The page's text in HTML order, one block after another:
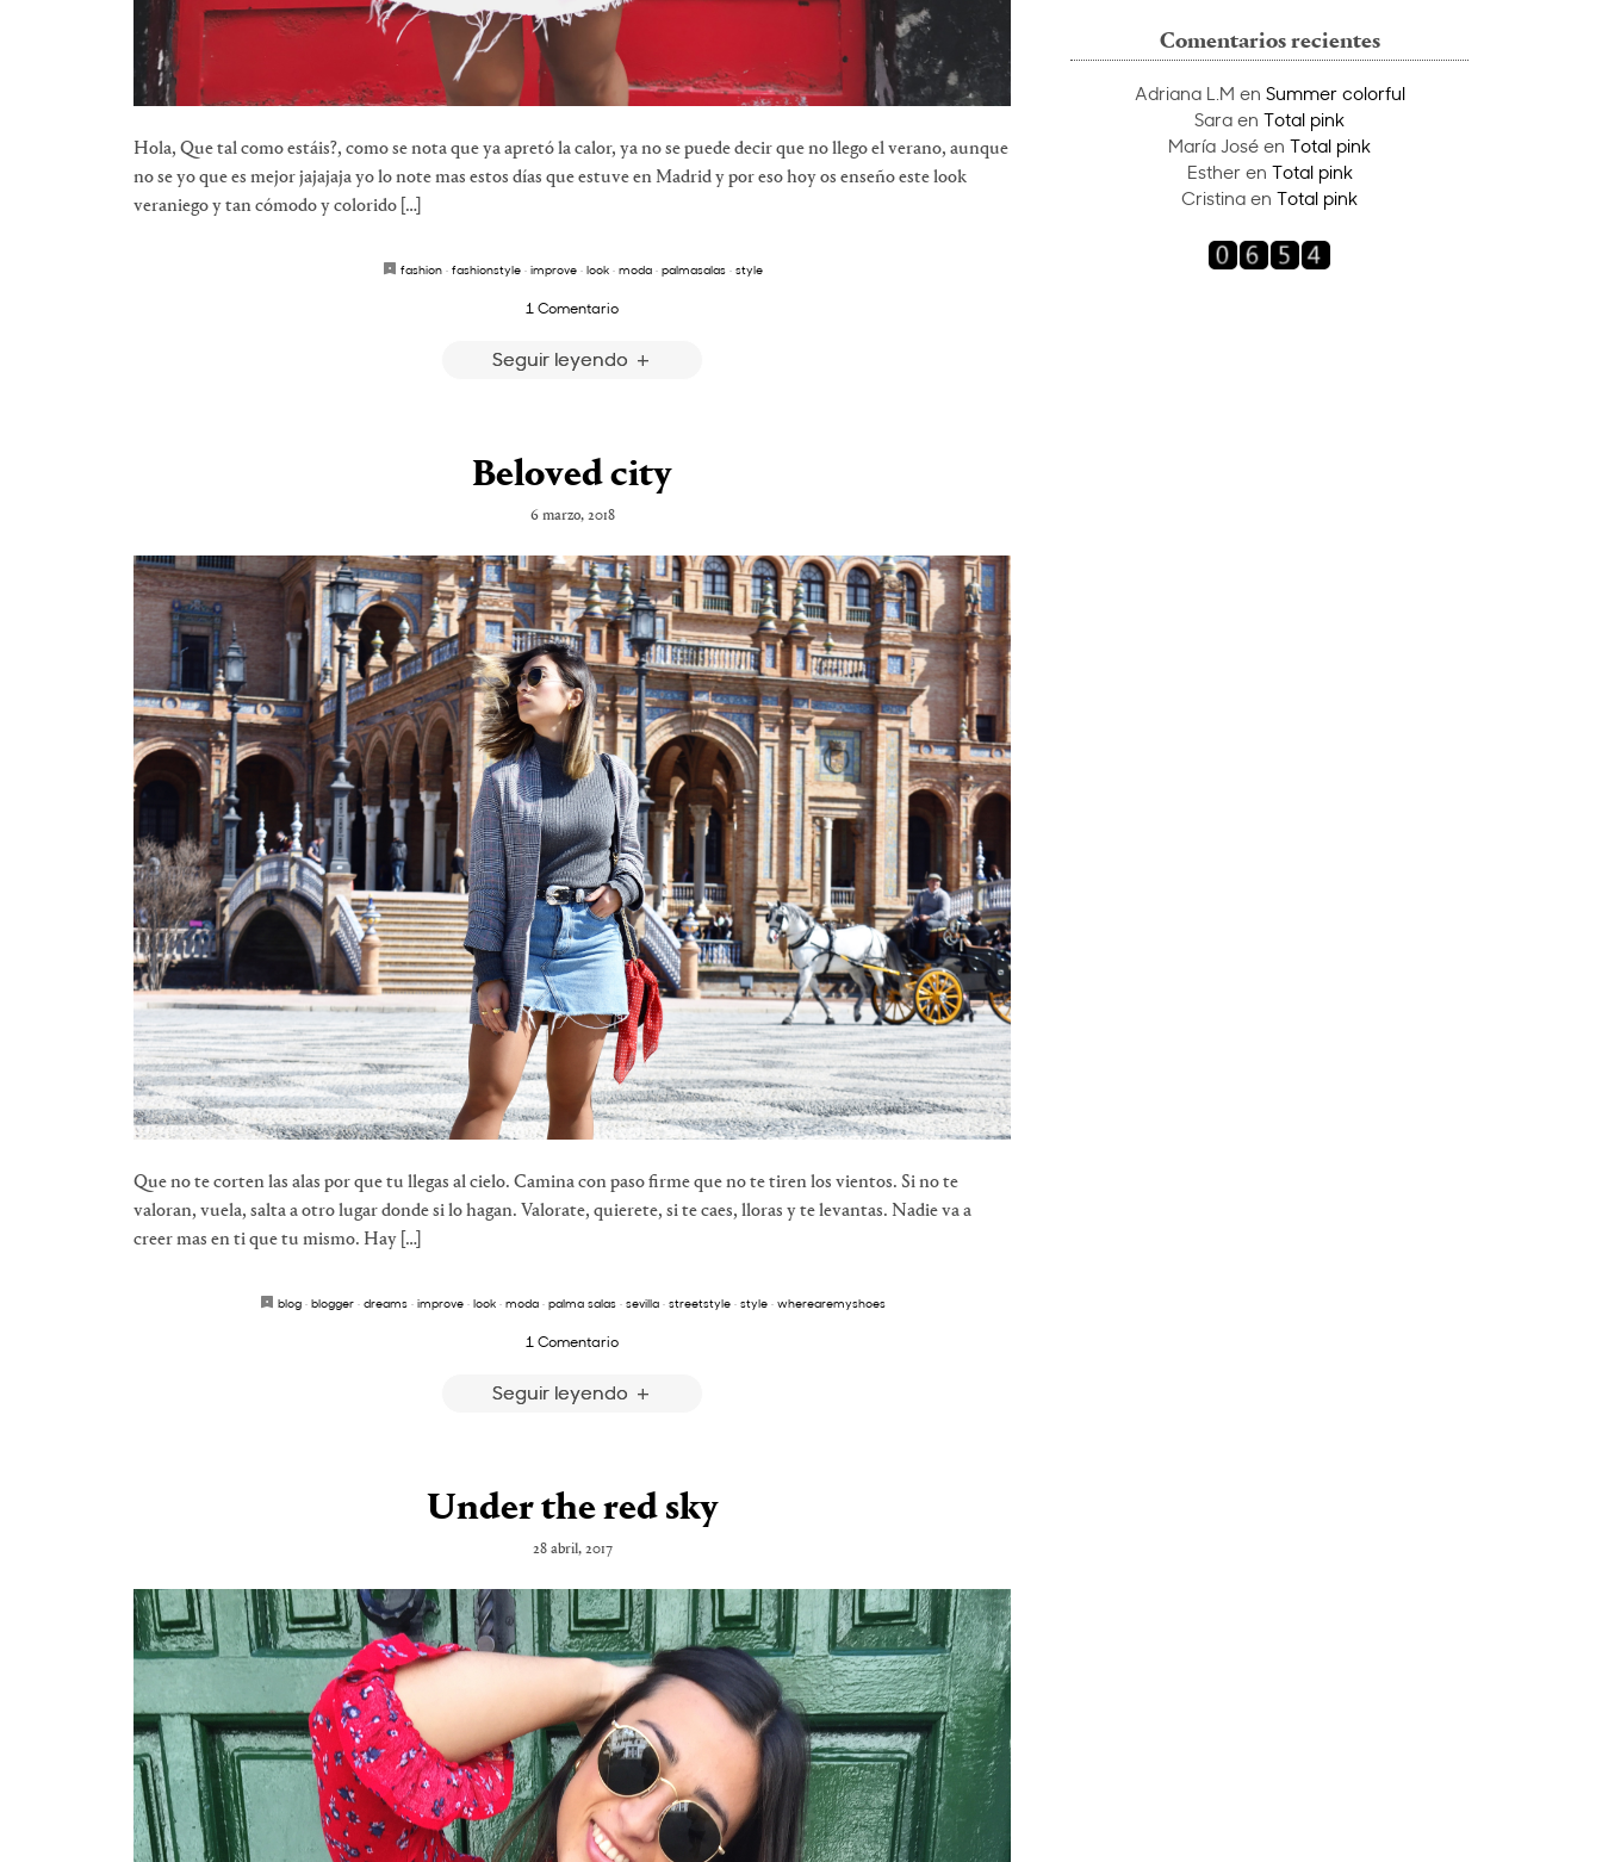
Hola, Que tal como estáis?, como se nota que ya apretó la calor, ya no se puede decir que no llego el verano, aunque
no se yo que es mejor jajajaja yo lo note mas estos días que estuve en Madrid y por eso hoy os enseño este look
veraniego y tan cómodo y colorido […]
fashion· fashionstyle· improve· look· moda· palmasalas· style
1 Comentario
Seguir leyendo
Beloved city
6 marzo, 2018
Que no te corten las alas por que tu llegas al cielo. Camina con paso firme que no te tiren los vientos. Si no te
valoran, vuela, salta a otro lugar donde si lo hagan. Valorate, quierete, si te caes, lloras y te levantas. Nadie va a
creer mas en ti que tu mismo. Hay […]
blog· blogger· dreams· improve· look· moda· palma salas· sevilla· streetstyle· style· wherearemyshoes
1 Comentario
Seguir leyendo
Under the red sky
28 abril, 2017
Comentarios recientes
Adriana L.M en Summer colorful
Sara en Total pink
María José en Total pink
Estheren Total pink
Cristina en Total pink